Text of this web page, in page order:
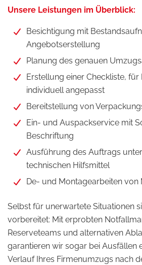
Unsere Leistungen im Überblick:
Besichtigung mit
Angebotserstellung
Planung des genauen
Erstellung einer Checkliste,
individuell angepasst
Bereitstellung von
Ein- und Auspackservice mit
Beschriftung
Ausführung des Auftrags
technischen Hilfsmittel
De- und Montagearbeiten von
Selbst für unerwartete Situationen
vorbereitet: Mit erprobten
Reserveteams und alternativen
garantieren wir sogar bei Ausfällen
Verlauf Ihres Firmenumzugs nach